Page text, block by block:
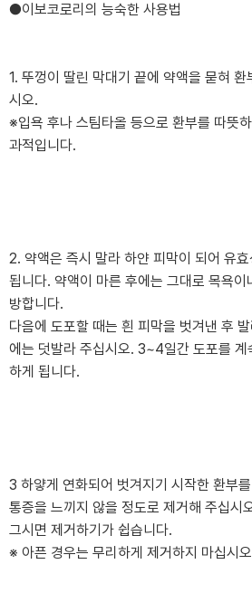
●이보코로리의 능숙한 사용법
1. 뚜껑이 딸린 막대기 끝에 약액을 묻혀
시오.
※입욕 후나 스팀타올 등으로 환부를 따뜻
과적입니다.
2. 약액은 즉시 말라 하얀 피막이 되어 유효
됩니다. 약액이 마른 후에는 그대로 목욕
방합니다.
다음에 도포할 때는 흰 피막을 벗겨낸 후
에는 덧발라 주십시오. 3~4일간 도포를 계
하게 됩니다.
3 하얗게 연화되어 벗겨지기 시작한 환부
통증을 느끼지 않을 정도로 제거해 주십시
그시면 제거하기가 쉽습니다.
※ 아픈 경우는 무리하게 제거하지 마십시